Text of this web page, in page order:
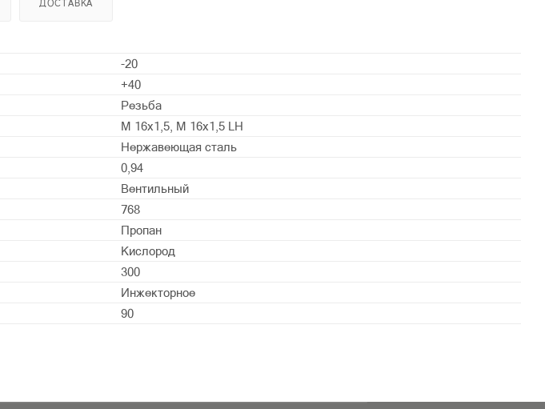
ДОСТАВКА
-20
+40
Резьба
М 16х1,5, М 16х1,5 LH
Нержавеющая сталь
0,94
Вентильный
768
Пропан
Кислород
300
Инжекторное
90